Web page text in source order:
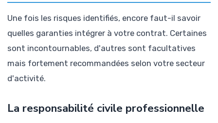
Une fois les risques identifiés, encore faut-il savoir
quelles garanties intégrer à votre contrat. Certaines
sont incontournables, d'autres sont facultatives
mais fortement recommandées selon votre secteur
d'activité.
La responsabilité civile professionnelle